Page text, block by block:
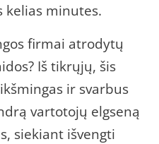
kelias minutes.
firmai atrodytų
Iš tikrųjų, šis
ir svarbus
vartotojų elgseną
siekiant išvengti